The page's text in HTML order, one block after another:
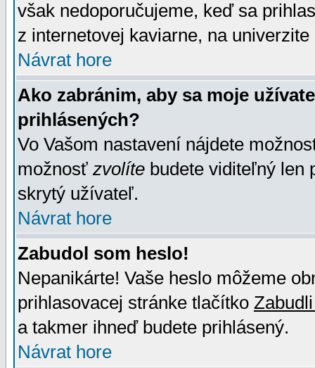
však nedoporučujeme, keď sa
z internetovej kaviarne, na univerzite
Návrat hore
Ako zabránim, aby sa moje
prihlásených?
Vo Vašom nastavení nájdete
možnosť zvolíte budete viditeľný len
skrytý užívateľ.
Návrat hore
Zabudol som heslo!
Nepanikárte! Vaše heslo môžeme
prihlasovacej stránke tlačítko
a takmer ihneď budete prihlásený.
Návrat hore